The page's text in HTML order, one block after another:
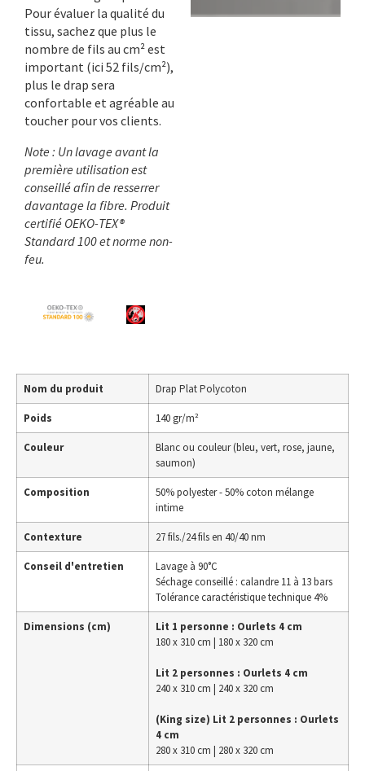
Pour évaluer la qualité du
tissu, sachez que plus le
nombre de fils au cm² est
important (ici 52 fils/cm²),
plus le drap sera
confortable et agréable au
toucher pour vos clients.
Note : Un lavage avant la
première utilisation est
conseillé afin de resserrer
davantage la fibre. Produit
certifié OEKO-TEX®
Standard 100 et norme non-
feu.
Nom du produit Drap Plat Polycoton
Poids 140 gr/m²
Couleur
Blanc ou couleur (bleu, vert, rose, jaune,
saumon)
Composition
50% polyester - 50% coton mélange
intime
Contexture 27 fils./24 fils en 40/40 nm
Conseil d'entretien
Lavage à 90°C
Séchage conseillé : calandre 11 à 13 bars
Tolérance caractéristique technique 4%
Dimensions (cm)
Lit 1 personne : Ourlets 4 cm
180 x 310 cm | 180 x 320 cm
Lit 2 personnes : Ourlets 4 cm
240 x 310 cm | 240 x 320 cm
(King size) Lit 2 personnes : Ourlets
4 cm
280 x 310 cm | 280 x 320 cm